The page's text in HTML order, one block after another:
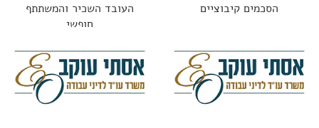
הסכמים קיבוציים
העובד השכיר והמשתתף
חופשי